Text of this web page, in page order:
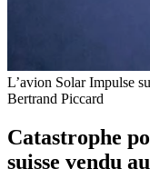
L’avion Solar Impulse
Bertrand Piccard
Catastrophe
suisse vendu